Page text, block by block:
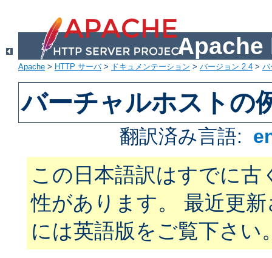
Apache
Apache > HTTP サーバ> ドキュメンテーション > バージョン 2.4 > バ
バーチャルホストの
翻訳済み言語:
この日本語訳はすでに古
性があります。 最近更
には英語版をご覧下さい